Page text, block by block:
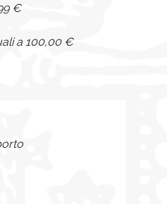
€
a 100,00 €